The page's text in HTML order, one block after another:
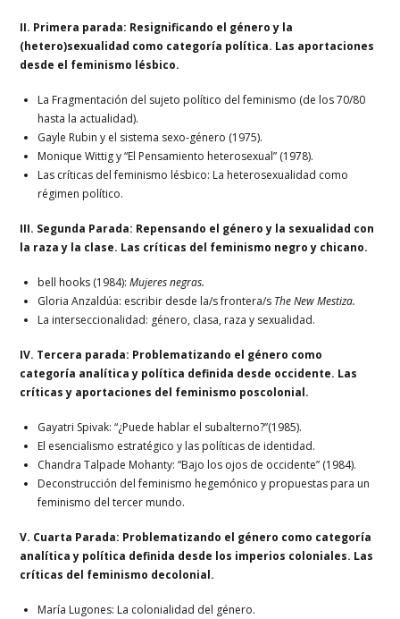
II. Primera parada: Resignificando el género y la
(hetero)sexualidad como categoría política. Las aportaciones
desde el feminismo lésbico.
La Fragmentación del sujeto político del feminismo (de los 70/80
hasta la actualidad).
Gayle Rubin y el sistema sexo-género (1975).
Monique Wittig y “El Pensamiento heterosexual” (1978).
Las críticas del feminismo lésbico: La heterosexualidad como
régimen político.
III. Segunda Parada: Repensando el género y la sexualidad con
la raza y la clase. Las críticas del feminismo negro y chicano.
bell hooks (1984):Mujeres negras.
Gloria Anzaldúa: escribir desde la/s frontera/s The New Mestiza.
La interseccionalidad: género, clasa, raza y sexualidad.
IV. Tercera parada: Problematizando el género como
categoría analítica y política definida desde occidente. Las
críticas y aportaciones del feminismo poscolonial.
Gayatri Spivak: “¿Puede hablar el subalterno?”(1985).
El esencialismo estratégico y las políticas de identidad.
Chandra Talpade Mohanty: “Bajo los ojos de occidente” (1984).
Deconstrucción del feminismo hegemónico y propuestas para un
feminismo del tercer mundo.
V. Cuarta Parada: Problematizando el género como categoría
analítica y política definida desde los imperios coloniales. Las
críticas del feminismo decolonial.
María Lugones: La colonialidad del género.